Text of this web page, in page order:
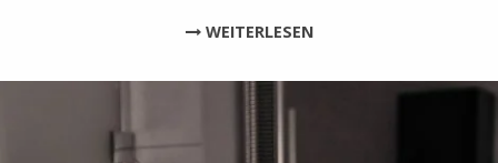
WEITERLESEN